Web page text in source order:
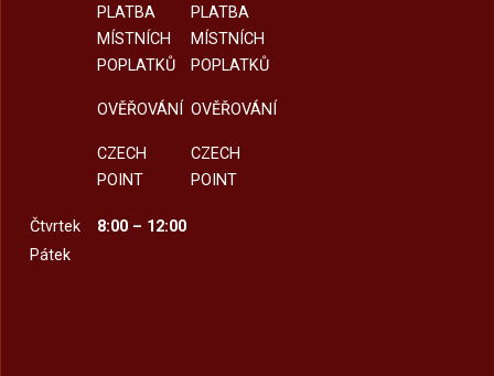
PLATBA
MÍSTNÍCH
POPLATKŮ
OVĚŘOVÁNÍ
CZECH
POINT
PLATBA
MÍSTNÍCH
POPLATKŮ
OVĚŘOVÁNÍ
CZECH
POINT
Čtvrtek
8:00 – 12:00
Pátek